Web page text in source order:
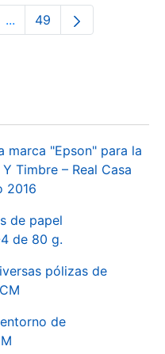
...Páxinas intermedias Use
Páxina
49
marca "Epson" para la
Timbre – Real Casa
2016
de papel
de 80 g.
pólizas de
de